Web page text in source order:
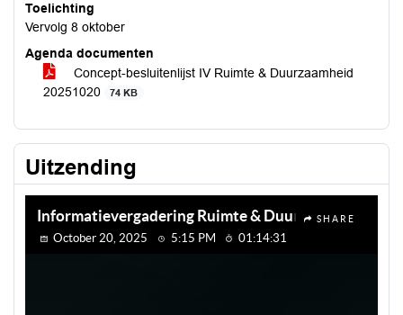
Toelichting
Vervolg 8 oktober
Agenda documenten
Concept-besluitenlijst IV Ruimte & Duurzaamheid
20251020
74 KB
Uitzending